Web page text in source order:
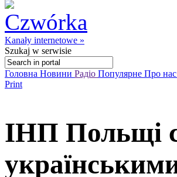
Kanały internetowe »
Szukaj w serwisie
Головна Новини Радіо Популярне Про нас
Print
ІНП Польщі